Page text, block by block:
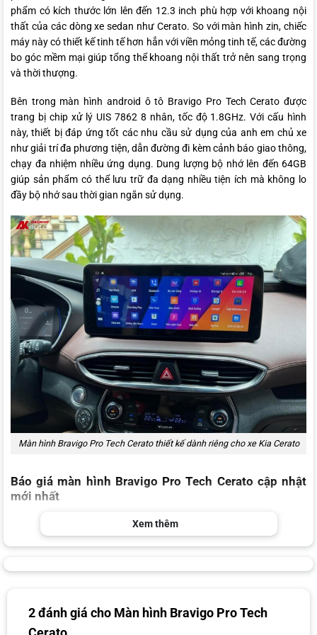
phẩm có kích thước lớn lên đến 12.3 inch phù hợp với khoang nội
thất của các dòng xe sedan như Cerato. So với màn hình zin, chiếc
máy này có thiết kế tinh tế hơn hẳn với viền mỏng tinh tế, các đường
bo góc mềm mại giúp tổng thể khoang nội thất trở nên sang trọng
và thời thượng.
Bên trong màn hình android ô tô Bravigo Pro Tech Cerato được
trang bị chip xử lý UIS 7862 8 nhân, tốc độ 1.8GHz. Với cấu hình
này, thiết bị đáp ứng tốt các nhu cầu sử dụng của anh em chủ xe
như giải trí đa phương tiện, dẫn đường đi kèm cảnh báo giao thông,
chạy đa nhiệm nhiều ứng dụng. Dung lượng bộ nhớ lên đến 64GB
giúp sản phẩm có thể lưu trữ đa dạng nhiều tiện ích mà không lo
đầy bộ nhớ sau thời gian ngắn sử dụng.
Màn hình Bravigo Pro Tech Cerato thiết kế dành riêng cho xe Kia Cerato
Báo giá màn hình Bravigo Pro Tech Cerato cập nhật
mới nhất
Giá màn hình Bravigo Pro Tech Cerato chỉ từ 12.500.000đ đã bao
gồm công lắp đặt. Theo đánh giá của giới chuyên gia và những anh
em chủ xe đã lắp đặt, giá bán này hoàn toàn tương xứng với những
Cerato
360
Xem thêm
2 đánh giá cho Màn hình Bravigo Pro Tech